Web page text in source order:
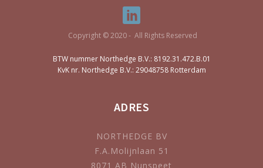
Copyright © 2020 - All Rights Reserved
BTW nummer Northedge B.V.: 8192.31.472.B.01
KvK nr. Northedge B.V.: 29048758 Rotterdam
ADRES
NORTHEDGE BV
F.A.Molijnlaan 51
8071 AB Nunspeet